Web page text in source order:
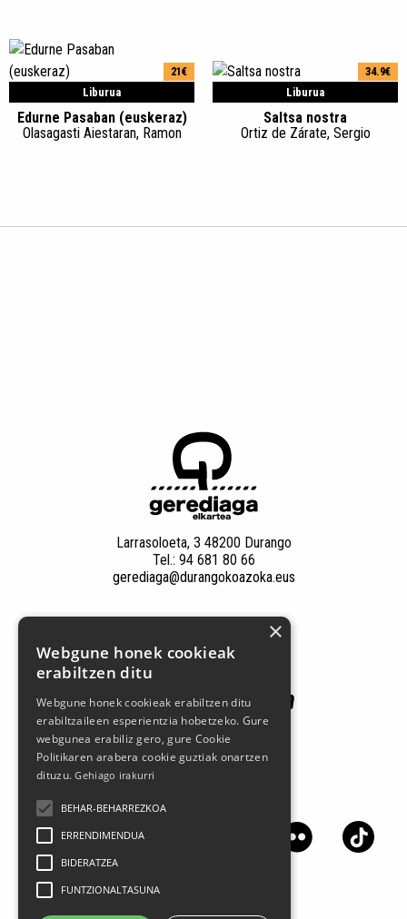
Liburua
21€
Edurne Pasaban (euskeraz)
Olasagasti Aiestaran, Ramon
Liburua
34.9€
Saltsa nostra
Ortiz de Zárate, Sergio
Larrasoloeta, 3 48200 Durango
Tel.: 94 681 80 66
gerediaga@durangokoazoka.eus
×
Webgune honek cookieak
erabiltzen ditu
Webgune honek cookieak erabiltzen ditu
erabiltzaileen esperientzia hobetzeko. Gure
webgunea erabiliz gero, gure Cookie
Politikaren arabera cookie guztiak onartzen
dituzu.Gehiago irakurri
BEHAR-BEHARREZKOA
ERRENDIMENDUA
BIDERATZEA
FUNTZIONALTASUNA